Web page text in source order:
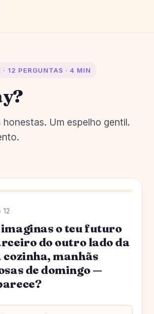
· 12 PERGUNTAS · 4 MIN
honestas. Um espelho gentil.
12
imaginas o teu futuro
do outro lado da
cozinha, manhãs
de domingo —